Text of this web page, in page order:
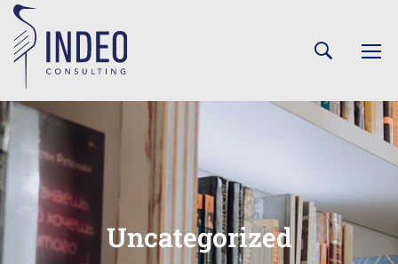
Uncategorized